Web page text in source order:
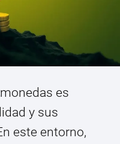
es
y sus
este entorno,